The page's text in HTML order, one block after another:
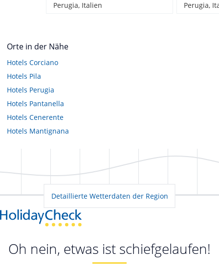
Perugia, Italien
Perugia,
Orte in der Nähe
Hotels Corciano
Hotels Pila
Hotels Perugia
Hotels Pantanella
Hotels Cenerente
Hotels Mantignana
Detaillierte Wetterdaten der Region
Oh nein, etwas ist schiefgelaufen!